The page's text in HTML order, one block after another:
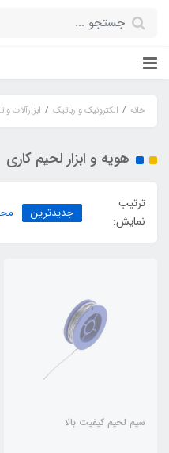
خانه الکترونیک و رباتیک ابزارآلات
هویه و ابزار لحیم کاری
ترتیب
نمایش:
جدیدترین
سیم لحیم کیفیت بالا